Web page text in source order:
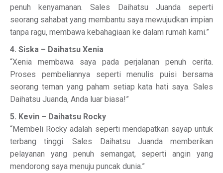
penuh kenyamanan. Sales Daihatsu Juanda seperti
seorang sahabat yang membantu saya mewujudkan impian
tanpa ragu, membawa kebahagiaan ke dalam rumah kami.”
4. Siska – Daihatsu Xenia
“Xenia membawa saya pada perjalanan penuh cerita.
Proses pembeliannya seperti menulis puisi bersama
seorang teman yang paham setiap kata hati saya. Sales
Daihatsu Juanda, Anda luar biasa!”
5. Kevin – Daihatsu Rocky
“Membeli Rocky adalah seperti mendapatkan sayap untuk
terbang tinggi. Sales Daihatsu Juanda memberikan
pelayanan yang penuh semangat, seperti angin yang
mendorong saya menuju puncak dunia.”